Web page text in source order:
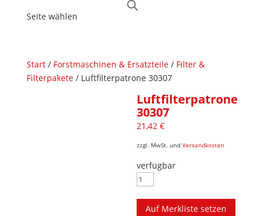
Seite wählen
Start/ Forstmaschinen & Ersatzteile/ Filter &
Filterpakete/ Luftfilterpatrone 30307
Luftfilterpatrone
30307
21,42€
zzgl. MwSt. undVersandkosten
verfügbar
Luftfilterpatrone
Menge
Auf Merkliste setzen